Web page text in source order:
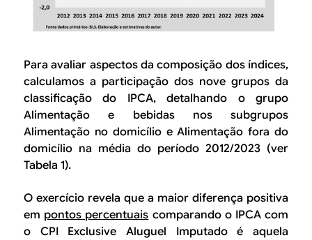
Para avaliar aspectos da composição dos índices,
calculamos a participação dos nove grupos da
classificação do IPCA, detalhando o grupo
Alimentação e bebidasnos subgrupos
Alimentação no domicílioeAlimentação fora do
domicílio na média do período 2012/2023 (ver
Tabela 1).
O exercício revela que a maior diferença positiva
em pontos percentuais comparando o IPCA com
o CPI Exclusive Aluguel Imputado é aquela